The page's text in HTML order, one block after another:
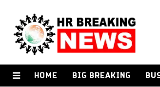
HOME BIG BREAKING